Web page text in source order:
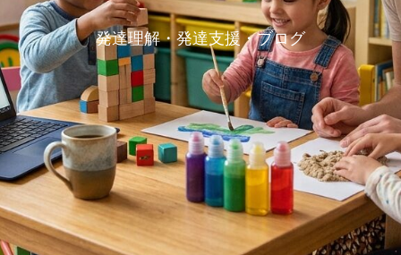
発達理解・発達支援・ブログ